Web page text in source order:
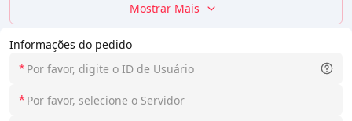
Informações do pedido
*
*
Mostrar Mais